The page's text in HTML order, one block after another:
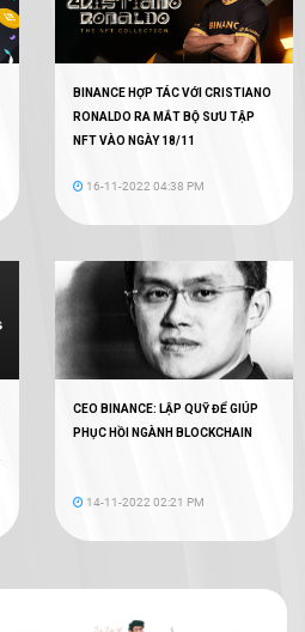
BINANCE HỢP TÁC VỚI CRISTIANO
RONALDO RA MẮT BỘ SƯU TẬP
NFT VÀO NGÀY 18/11
16-11-2022 04:38 PM
CEO BINANCE: LẬP QUỸ ĐỂ GIÚP
PHỤC HỒI NGÀNH BLOCKCHAIN
14-11-2022 02:21 PM